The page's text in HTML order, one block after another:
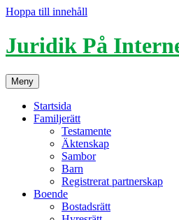
Hoppa till innehåll
Juridik På
Meny
Startsida
Familjerätt
Testamente
Äktenskap
Sambor
Barn
Registrerat partnerskap
Boende
Bostadsrätt